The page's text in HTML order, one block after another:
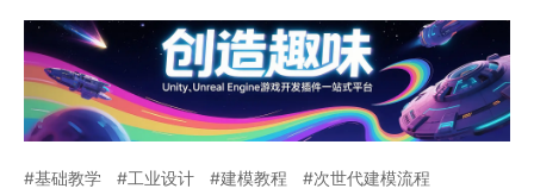
基础教学 工业设计 建模教程 次世代建模流程